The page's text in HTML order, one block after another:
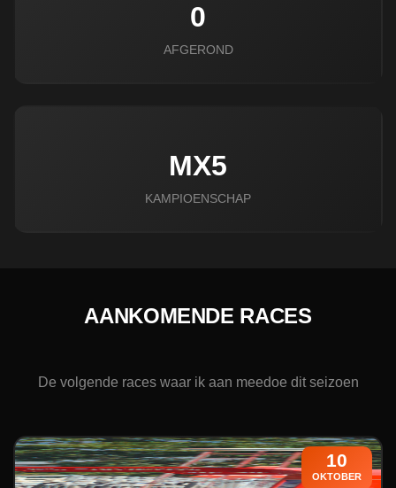
0
AFGEROND
MX5
KAMPIOENSCHAP
AANKOMENDE RACES
De volgende races waar ik aan meedoe dit seizoen
10
OKTOBER